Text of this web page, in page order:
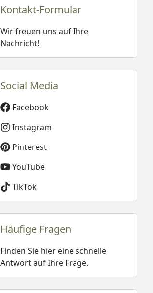
Kontakt-Formular
Wir freuen uns auf Ihre
Nachricht!
Social Media
Facebook
Instagram
Pinterest
YouTube
TikTok
Häufige Fragen
Finden Sie hier eine schnelle
Antwort auf Ihre Frage.